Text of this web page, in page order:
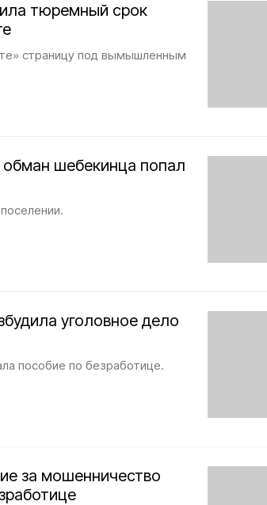
тюремный срок
страницу под вымышленным
шебекинца попал
уголовное дело
пособие по безработице.
за мошенничество